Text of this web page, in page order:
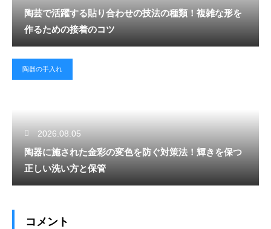
陶芸で活躍する貼り合わせの技法の種類！複雑な形を
作るための接着のコツ
陶器の手入れ
2026.08.05
陶器に施された金彩の変色を防ぐ対策法！輝きを保つ
正しい洗い方と保管
コメント